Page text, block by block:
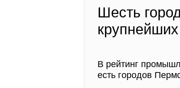
Шесть
В рейтинг
есть городов